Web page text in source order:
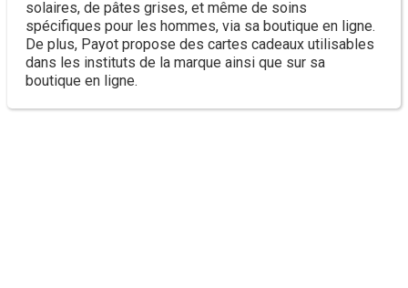
solaires, de pâtes grises, et même de soins
spécifiques pour les hommes, via sa boutique en ligne.
De plus, Payot propose des cartes cadeaux utilisables
dans les instituts de la marque ainsi que sur sa
boutique en ligne.